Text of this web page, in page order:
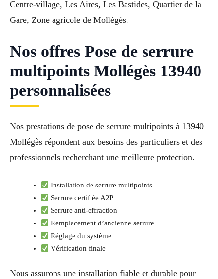
Centre-village, Les Aires, Les Bastides, Quartier de la
Gare, Zone agricole de Mollégès.
Nos offres Pose de serrure
multipoints Mollégès 13940
personnalisées
Nos prestations de pose de serrure multipoints à 13940
Mollégès répondent aux besoins des particuliers et des
professionnels recherchant une meilleure protection.
Installation de serrure multipoints
Serrure certifiée A2P
Serrure anti-effraction
Remplacement d’ancienne serrure
Réglage du système
Vérification finale
Nous assurons une installation fiable et durable pour